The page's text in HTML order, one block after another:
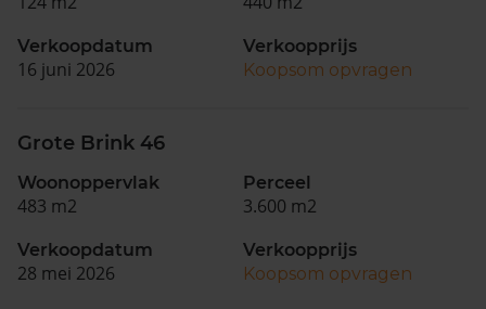
Verkoopdatum
16 juni 2026
Verkoopprijs
Koopsom opvragen
Grote Brink 46
Woonoppervlak
483 m2
Perceel
3.600 m2
Verkoopdatum
28 mei 2026
Verkoopprijs
Koopsom opvragen